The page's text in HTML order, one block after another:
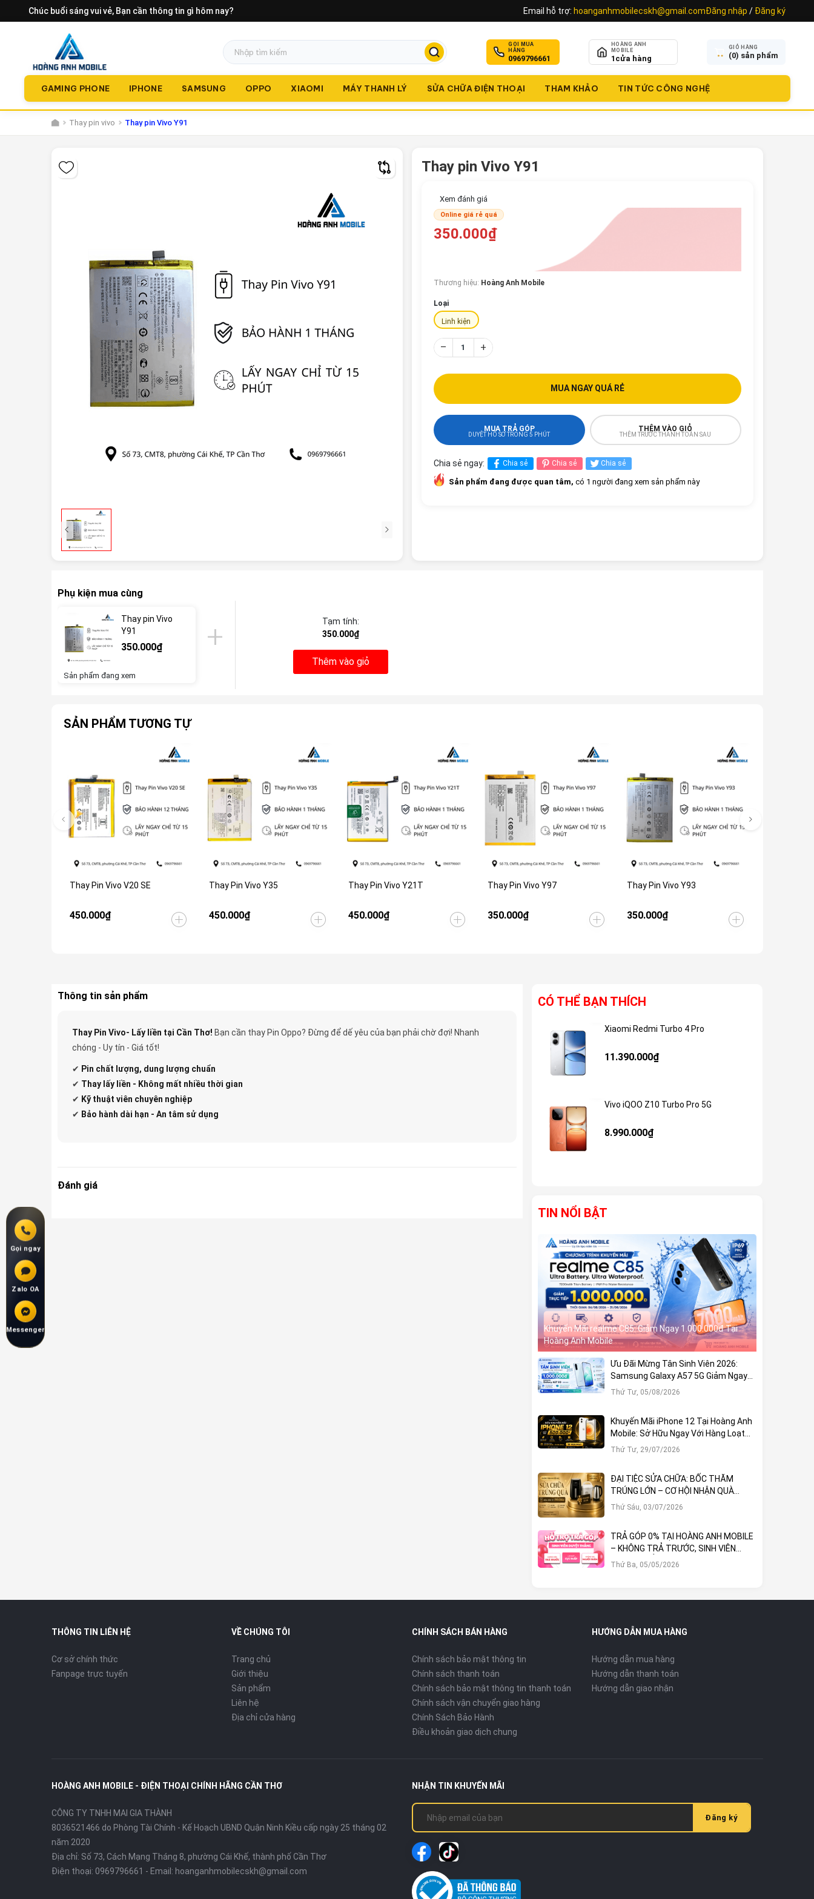
Chúc buổi sáng vui vẻ, Bạn cần thông tin gì hôm nay? Email hỗ trợ: hoanganhmobilecskh@gmail.comĐăng nhập / Đăng ký
GỌI MUA
HÀNG
0969796661
HOÀNG ANH
MOBILE
1 cửa hàng
GIỎ HÀNG
(0) sản phẩm
GAMING PHONE IPHONE SAMSUNG OPPO XIAOMI MÁY THANH LÝ SỬA CHỮA ĐIỆN THOẠI THAM KHẢO TIN TỨC CÔNG NGHỆ
Thay pin vivo Thay pin Vivo Y91
Thay pin Vivo Y91
Xem đánh giá
Online giá rẻ quá
350.000₫
Thương hiệu: Hoàng Anh Mobile
Loại
Linh kiện
– +
MUA NGAY QUÁ RẺ
MUA TRẢ GÓP
DUYỆT HỒ SƠ TRONG 5 PHÚT
THÊM VÀO GIỎ
THÊM TRƯỚC THANH TOÁN SAU
Chia sẻ ngay: Chia sẻ Chia sẻ Chia sẻ
Sản phẩm đang được quan tâm, có 1 người đang xem sản phẩm này
Phụ kiện mua cùng
Thay pin Vivo
Y91
350.000₫
Sản phẩm đang xem
Tạm tính:
350.000₫
Thêm vào giỏ
SẢN PHẨM TƯƠNG TỰ
Thay Pin Vivo V20 SE
450.000₫
Thay Pin Vivo Y35
450.000₫
Thay Pin Vivo Y21T
450.000₫
Thay Pin Vivo Y97
350.000₫
Thay Pin Vivo Y93
350.000₫
Thông tin sản phẩm
Thay Pin Vivo- Lấy liền tại Cần Thơ! Bạn cần thay Pin Oppo? Đừng để dế yêu của bạn phải chờ đợi! Nhanh
chóng - Uy tín - Giá tốt!
✔ Pin chất lượng, dung lượng chuẩn
✔ Thay lấy liền - Không mất nhiều thời gian
✔ Kỹ thuật viên chuyên nghiệp
✔ Bảo hành dài hạn - An tâm sử dụng
Đánh giá
CÓ THỂ BẠN THÍCH
Xiaomi Redmi Turbo 4 Pro
11.390.000₫
Vivo iQOO Z10 Turbo Pro 5G
8.990.000₫
TIN NỔI BẬT
Khuyến Mãi realme C85: Giảm Ngay 1.000.000đ Tại
Hoàng Anh Mobile
Ưu Đãi Mừng Tân Sinh Viên 2026:
Samsung Galaxy A57 5G Giảm Ngay
1.000.000đ
Thứ Tư, 05/08/2026
Khuyến Mãi iPhone 12 Tại Hoàng Anh
Mobile: Sở Hữu Ngay Với Hàng Loạt
Ưu Đãi Hấp Dẫn
Thứ Tư, 29/07/2026
ĐẠI TIỆC SỬA CHỮA: BỐC THĂM
TRÚNG LỚN – CƠ HỘI NHẬN QUÀ
KHỦNG TẠI HOÀNG ANH MOBILE
Thứ Sáu, 03/07/2026
TRẢ GÓP 0% TẠI HOÀNG ANH MOBILE
– KHÔNG TRẢ TRƯỚC, SINH VIÊN
DUYỆT THẲNG!
Thứ Ba, 05/05/2026
THÔNG TIN LIÊN HỆ
Cơ sở chính thức
Fanpage trực tuyến
VỀ CHÚNG TÔI
Trang chủ
Giới thiệu
Sản phẩm
Liên hệ
Địa chỉ cửa hàng
CHÍNH SÁCH BÁN HÀNG
Chính sách bảo mật thông tin
Chính sách thanh toán
Chính sách bảo mật thông tin thanh toán
Chính sách vận chuyển giao hàng
Chính Sách Bảo Hành
Điều khoản giao dịch chung
HƯỚNG DẪN MUA HÀNG
Hướng dẫn mua hàng
Hướng dẫn thanh toán
Hướng dẫn giao nhận
HOÀNG ANH MOBILE - ĐIỆN THOẠI CHÍNH HÃNG CẦN THƠ
CÔNG TY TNHH MAI GIA THÀNH
8036521466 do Phòng Tài Chính - Kế Hoạch UBND Quận Ninh Kiều cấp ngày 25 tháng 02
năm 2020
Địa chỉ: Số 73, Cách Mạng Tháng 8, phường Cái Khế, thành phố Cần Thơ
Điện thoại: 0969796661 - Email: hoanganhmobilecskh@gmail.com
NHẬN TIN KHUYẾN MÃI
Đăng ký
Gọi ngay
Zalo OA
Messenger